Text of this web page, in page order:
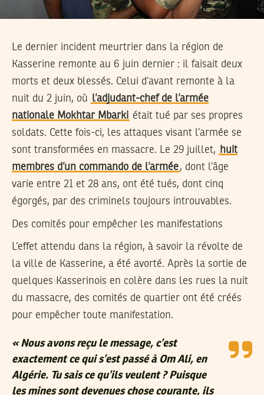
Le dernier incident meurtrier dans la région de
Kasserine remonte au 6 juin dernier : il faisait deux
morts et deux blessés. Celui d’avant remonte à la
nuit du 2 juin, où l’adjudant-chef de l’armée
nationale Mokhtar Mbarki était tué par ses propres
soldats. Cette fois-ci, les attaques visant l’armée se
sont transformées en massacre. Le 29 juillet,
huit
membres d’un commando de l’armée, dont l’âge
varie entre 21 et 28 ans, ont été tués, dont cinq
égorgés, par des criminels toujours introuvables.
Des comités pour empêcher les manifestations
L’effet attendu dans la région, à savoir la révolte de
la ville de Kasserine, a été avorté. Après la sortie de
quelques Kasserinois en colère dans les rues la nuit
du massacre, des comités de quartier ont été créés
pour empêcher toute manifestation.
« Nous avons reçu le message, c’est
exactement ce qui s’est passé à Om Ali, en
Algérie. Tu sais ce qu’ils veulent ? Puisque
les mines sont devenues chose courante, ils